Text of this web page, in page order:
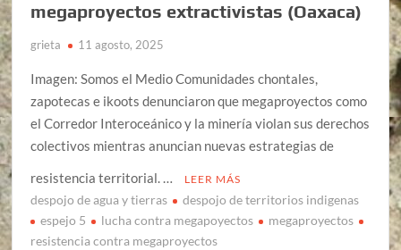
megaproyectos extractivistas (Oaxaca)
grieta 11 agosto, 2025
Imagen: Somos el Medio Comunidades chontales,
zapotecas e ikoots denunciaron que megaproyectos como
el Corredor Interoceánico y la minería violan sus derechos
colectivos mientras anuncian nuevas estrategias de
resistencia territorial. …
LEER MÁS
despojo de agua y tierras
despojo de territorios indigenas
espejo 5
lucha contra megapoyectos
megaproyectos
resistencia contra megaproyectos